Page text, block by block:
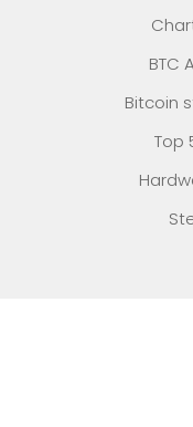
BTC
Bitcoin
Top